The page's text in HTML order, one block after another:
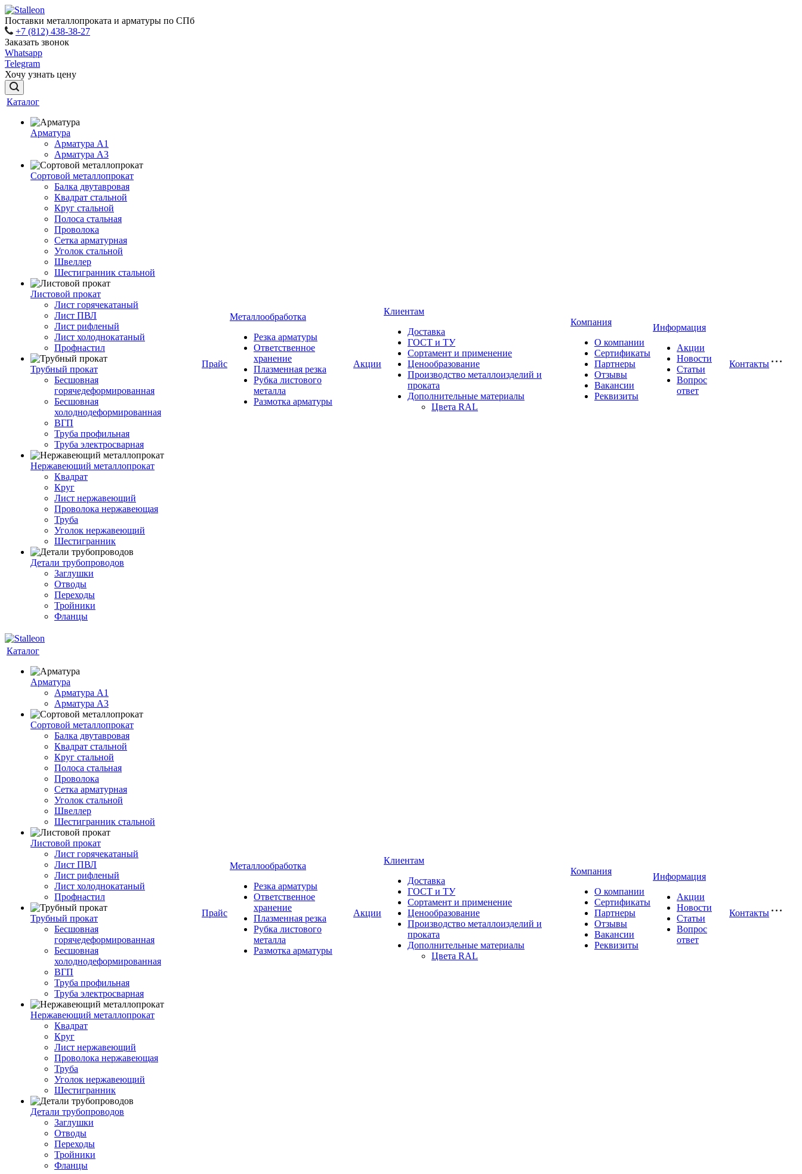
Поставки металлопроката и арматуры по СПб
+7 (812) 438-38-27
Заказать звонок
Whatsapp
Telegram
Хочу узнать цену
Каталог
Арматура
Арматура A1
Арматура А3
Сортовой металлопрокат
Балка двутавровая
Квадрат стальной
Круг стальной
Полоса стальная
Проволока
Сетка арматурная
Уголок стальной
Швеллер
Шестигранник стальной
Листовой прокат
Лист горячекатаный
Лист ПВЛ
Лист рифленый
Лист холоднокатаный
Профнастил
Трубный прокат
Бесшовная
горячедеформированная
Бесшовная
холоднодеформированная
ВГП
Труба профильная
Труба электросварная
Нержавеющий металлопрокат
Квадрат
Круг
Лист нержавеющий
Проволока нержавеющая
Труба
Уголок нержавеющий
Шестигранник
Детали трубопроводов
Заглушки
Отводы
Переходы
Тройники
Фланцы
Прайс
Металлообработка
Резка арматуры
Ответственное
хранение
Плазменная резка
Рубка листового
металла
Размотка арматуры
Акции
Клиентам
Доставка
ГОСТ и ТУ
Сортамент и применение
Ценообразование
Производство металлоизделий и
проката
Дополнительные материалы
Цвета RAL
Компания
О компании
Сертификаты
Партнеры
Отзывы
Вакансии
Реквизиты
Информация
Акции
Новости
Статьи
Вопрос
ответ
Контакты
Каталог
Арматура
Арматура A1
Арматура А3
Сортовой металлопрокат
Балка двутавровая
Квадрат стальной
Круг стальной
Полоса стальная
Проволока
Сетка арматурная
Уголок стальной
Швеллер
Шестигранник стальной
Листовой прокат
Лист горячекатаный
Лист ПВЛ
Лист рифленый
Лист холоднокатаный
Профнастил
Трубный прокат
Бесшовная
горячедеформированная
Бесшовная
холоднодеформированная
ВГП
Труба профильная
Труба электросварная
Нержавеющий металлопрокат
Квадрат
Круг
Лист нержавеющий
Проволока нержавеющая
Труба
Уголок нержавеющий
Шестигранник
Детали трубопроводов
Заглушки
Отводы
Переходы
Тройники
Фланцы
Прайс
Металлообработка
Резка арматуры
Ответственное
хранение
Плазменная резка
Рубка листового
металла
Размотка арматуры
Акции
Клиентам
Доставка
ГОСТ и ТУ
Сортамент и применение
Ценообразование
Производство металлоизделий и
проката
Дополнительные материалы
Цвета RAL
Компания
О компании
Сертификаты
Партнеры
Отзывы
Вакансии
Реквизиты
Информация
Акции
Новости
Статьи
Вопрос
ответ
Контакты